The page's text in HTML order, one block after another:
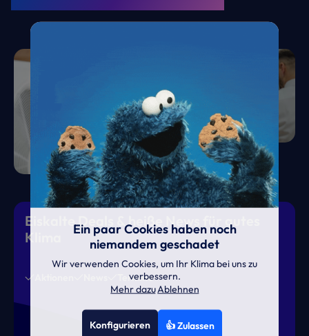
Eiskalte Deals & heiße News für gutes
Klima
Termine
Ein paar Cookies haben noch
niemandem geschadet
Wir verwenden Cookies, um Ihr Klima bei uns zu
verbessern.
Mehr dazuAblehnen
Konfigurieren 👍 Zulassen